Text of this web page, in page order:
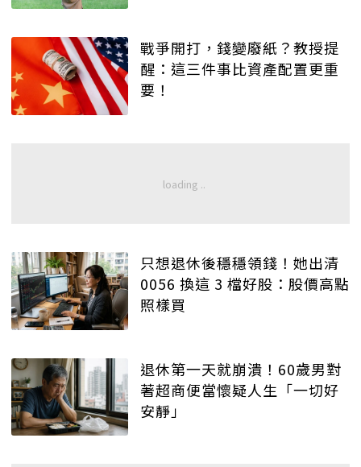
戰爭開打，錢變廢紙？教授提
醒：這三件事比資產配置更重
要！
只想退休後穩穩領錢！她出清
0056 換這 3 檔好股：股價高點
照樣買
退休第一天就崩潰！60歲男對
著超商便當懷疑人生「一切好
安靜」